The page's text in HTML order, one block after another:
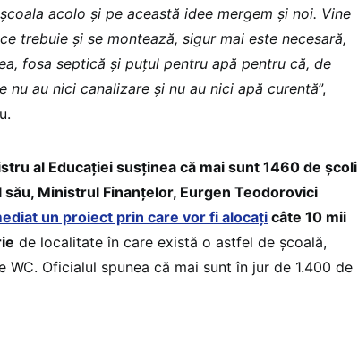
acolo și pe această idee mergem și noi. Vine
trebuie și se montează, sigur mai este necesară,
fosa septică și puțul pentru apă pentru că, de
nu au nici canalizare și nu au nici apă curentă”,
al Educației susținea că mai sunt 1460 de școli
Ministrul Finanțelor, Eurgen Teodorovici
un proiect prin care vor fi alocați câte 10 mii
de localitate în care există o astfel de școală,
Oficialul spunea că mai sunt în jur de 1.400 de